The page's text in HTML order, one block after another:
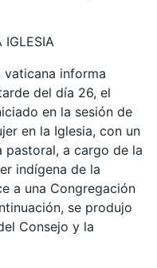
IGLESIA
vaticana informa
del día 26, el
en la sesión de
en la Iglesia, con un
pastoral, a cargo de la
indígena de la
a una Congregación
se produjo
Consejo y la